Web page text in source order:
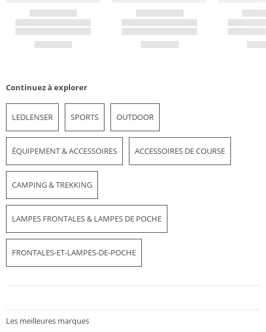
Continuez à explorer
LEDLENSER SPORTS OUTDOOR
ÉQUIPEMENT & ACCESSOIRES ACCESSOIRES DE COURSE
CAMPING & TREKKING
LAMPES FRONTALES & LAMPES DE POCHE
FRONTALES-ET-LAMPES-DE-POCHE
Les meilleures marques